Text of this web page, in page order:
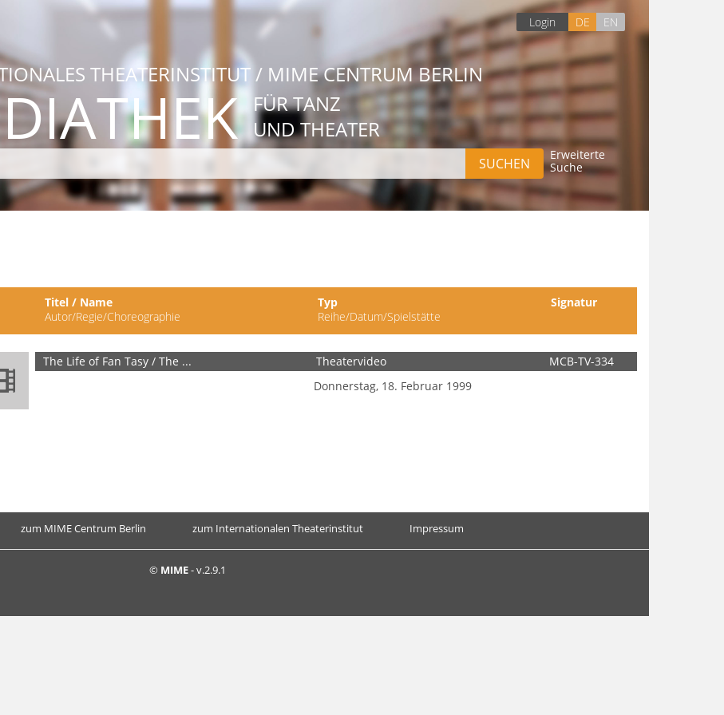
Login DE EN
THEATERINSTITUT / MIME CENTRUM BERLIN
FÜR TANZ
UND THEATER
Erweiterte
Suche
Titel / Name
Autor/Regie/Choreographie
Typ
Reihe/Datum/Spielstätte
Signatur
The Life of Fan Tasy / The ...
Theatervideo
Donnerstag, 18. Februar 1999
MCB-TV-334
zum MIME Centrum Berlin zum Internationalen Theaterinstitut Impressum
© MIME- v.2.9.1